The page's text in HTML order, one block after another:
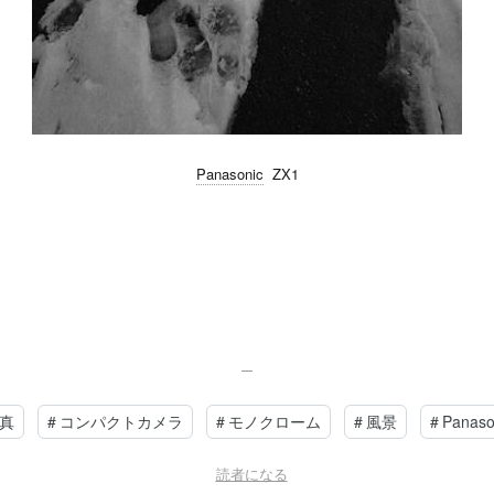
Panasonic ZX1
# コンパクトカメラ # モノクローム # 風景 #
読者になる